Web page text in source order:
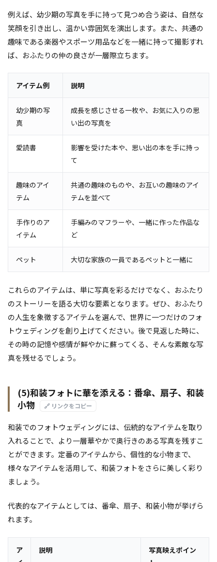
例えば、幼少期の写真を手に持って見つめ合う姿は、自然な
笑顔を引き出し、温かい雰囲気を演出します。また、共通の
趣味である楽器やスポーツ用品などを一緒に持って撮影すれ
ば、おふたりの仲の良さが一層際立ちます。
アイテム例 説明
幼少期の写
真
成長を感じさせる一枚や、お気に入りの思
い出の写真を
愛読書
影響を受けた本や、思い出の本を手に持っ
て
趣味のアイ
テム
共通の趣味のものや、お互いの趣味のアイ
テムを並べて
手作りのア
イテム
手編みのマフラーや、一緒に作った作品な
ど
ペット 大切な家族の一員であるペットと一緒に
これらのアイテムは、単に写真を彩るだけでなく、おふたり
のストーリーを語る大切な要素となります。ぜひ、おふたり
の人生を象徴するアイテムを選んで、世界に一つだけのフォ
トウェディングを創り上げてください。後で見返した時に、
その時の記憶や感情が鮮やかに蘇ってくる、そんな素敵な写
真を残せるでしょう。
(5)和装フォトに華を添える：番傘、扇子、和装
小物
🔗 リンクをコピー
和装でのフォトウェディングには、伝統的なアイテムを取り
入れることで、より一層華やかで奥行きのある写真を残すこ
とができます。定番のアイテムから、個性的な小物まで、
様々なアイテムを活用して、和装フォトをさらに美しく彩り
ましょう。
代表的なアイテムとしては、番傘、扇子、和装小物が挙げら
れます。
ア
説明
写真映えポイン